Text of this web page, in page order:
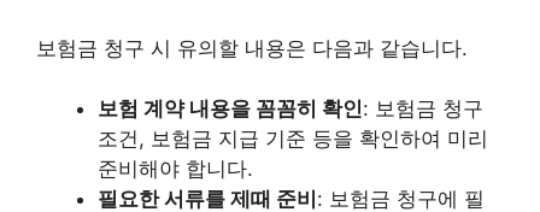
보험금 청구 시 유의할 내용은 다음과 같습니다.
보험 계약 내용을 꼼꼼히 확인: 보험금 청구
조건, 보험금 지급 기준 등을 확인하여 미리
준비해야 합니다.
필요한 서류를 제때 준비 : 보험금 청구에 필